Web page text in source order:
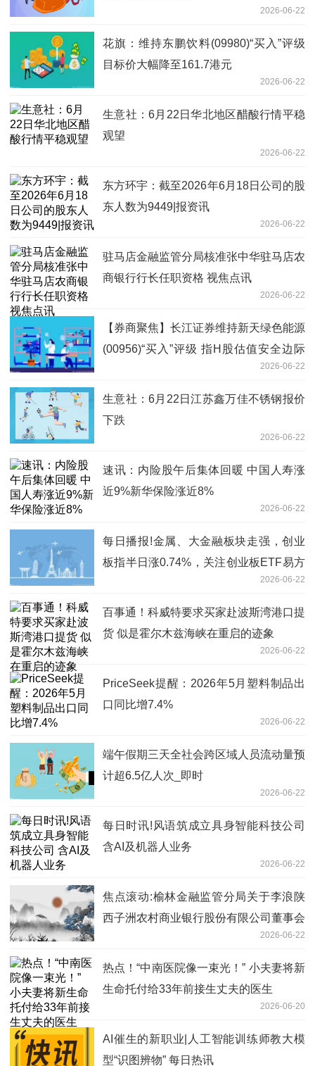
2026-06-22
花旗：维持东鹏饮料(09980)“买入”评级
目标价大幅降至161.7港元
2026-06-22
生意社：6月22日华北地区醋酸行情平稳
观望
2026-06-22
东方环宇：截至2026年6月18日公司的股
东人数为9449|报资讯
2026-06-22
驻马店金融监管分局核准张中华驻马店农
商银行行长任职资格 视焦点讯
2026-06-22
【券商聚焦】长江证券维持新天绿色能源
(00956)“买入”评级 指H股估值安全边际
2026-06-22
生意社：6月22日江苏鑫万佳不锈钢报价
下跌
2026-06-22
速讯：内险股午后集体回暖 中国人寿涨
近9%新华保险涨近8%
2026-06-22
每日播报!金属、大金融板块走强，创业
板指半日涨0.74%，关注创业板ETF易方
2026-06-22
百事通！科威特要求买家赴波斯湾港口提
货 似是霍尔木兹海峡在重启的迹象
2026-06-22
PriceSeek提醒：2026年5月塑料制品出
口同比增7.4%
2026-06-22
端午假期三天全社会跨区域人员流动量预
计超6.5亿人次_即时
2026-06-22
每日时讯!风语筑成立具身智能科技公司
含AI及机器人业务
2026-06-22
焦点滚动:榆林金融监管分局关于李浪陕
西子洲农村商业银行股份有限公司董事会
2026-06-22
热点！“中南医院像一束光！” 小夫妻将新
生命托付给33年前接生丈夫的医生
2026-06-20
AI催生的新职业|人工智能训练师教大模
型“识图辨物” 每日热讯